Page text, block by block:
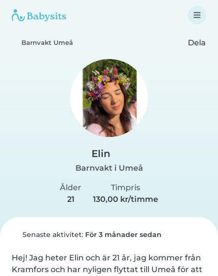
Barnvakt Umeå Dela
Elin
Barnvakt i Umeå
Ålder
21
Timpris
130,00 kr/timme
Senaste aktivitet: För 3 månader sedan
Hej! Jag heter Elin och är 21 år, jag kommer från
Kramfors och har nyligen flyttat till Umeå för att